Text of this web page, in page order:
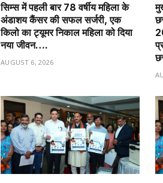
सिम्स में पहली बार 78 वर्षीय महिला के
अंडाशय कैंसर की सफल सर्जरी, एक
किलो का ट्यूमर निकाल महिला को दिया
नया जीवन….
AUGUST 6, 2026